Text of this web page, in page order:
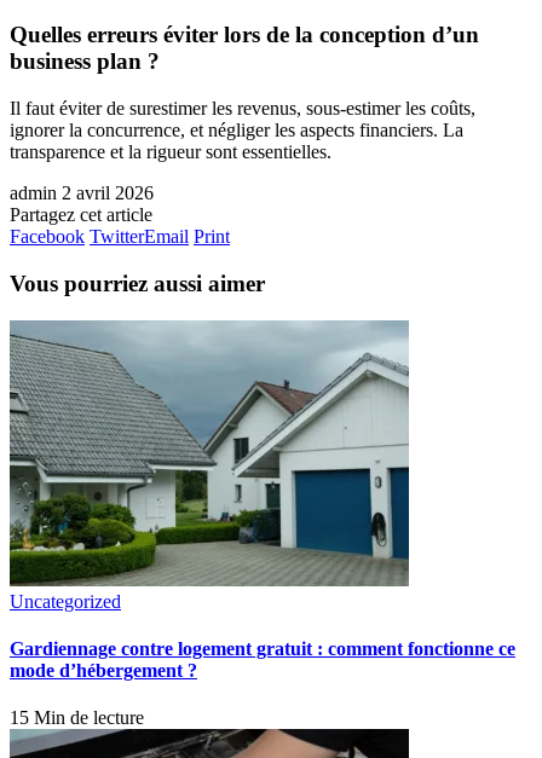
Quelles erreurs éviter lors de la conception d’un
business plan ?
Il faut éviter de surestimer les revenus, sous-estimer les coûts,
ignorer la concurrence, et négliger les aspects financiers. La
transparence et la rigueur sont essentielles.
admin 2 avril 2026
Partagez cet article
Facebook TwitterEmail Print
Vous pourriez aussi aimer
Uncategorized
Gardiennage contre logement gratuit : comment fonctionne ce
mode d’hébergement ?
15 Min de lecture